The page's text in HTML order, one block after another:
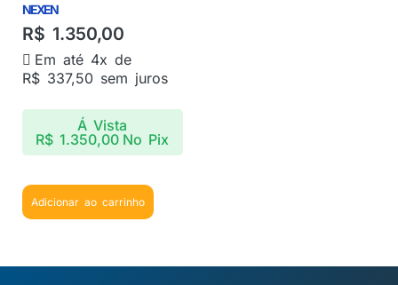
NEXEN
R$ 1.350,00
Em até 4x de
R$ 337,50 sem juros
Á Vista
R$ 1.350,00 No Pix
Adicionar ao carrinho